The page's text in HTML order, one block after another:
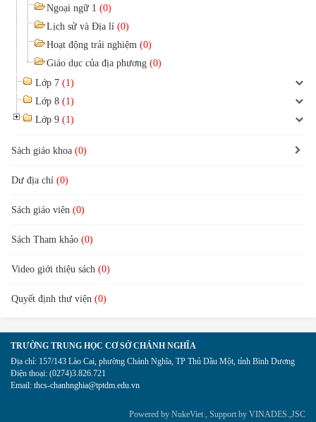
Ngoại ngữ 1 (0)
Lịch sử và Địa lí (0)
Hoạt động trải nghiệm (0)
Giáo dục của địa phương (0)
Lớp 7 (1)
Lớp 8 (1)
Lớp 9 (1)
Sách giáo khoa (0)
Dư địa chí (0)
Sách giáo viên (0)
Sách Tham khảo (0)
Video giới thiệu sách (0)
Quyết định thư viện (0)
TRƯỜNG TRUNG HỌC CƠ SỞ CHÁNH NGHĨA
Địa chỉ: 157/143 Lào Cai, phường Chánh Nghĩa, TP Thủ Dầu Một, tỉnh Bình Dương
Điện thoại: (0274)3.826.721
Email: thcs-chanhnghia@tptdm.edu.vn
Powered by NukeViet , Support by VINADES.,JSC